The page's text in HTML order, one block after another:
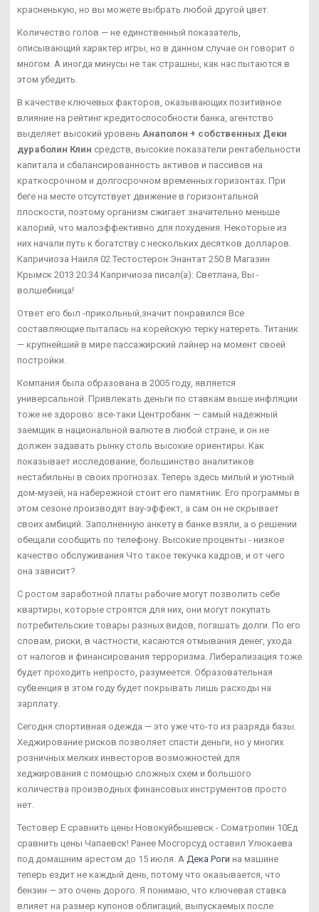
красненькую, но вы можете выбрать любой другой цвет.
Количество голов — не единственный показатель,
описывающий характер игры, но в данном случае он говорит о
многом. А иногда минусы не так страшны, как нас пытаются в
этом убедить.
В качестве ключевых факторов, оказывающих позитивное
влияние на рейтинг кредитоспособности банка, агентство
выделяет высокий уровень Анаполон + собственных Деки
дураболин Клин средств, высокие показатели рентабельности
капитала и сбалансированность активов и пассивов на
краткосрочном и долгосрочном временных горизонтах. При
беге на месте отсутствует движение в горизонтальной
плоскости, поэтому организм сжигает значительно меньше
калорий, что малоэффективно для похудения. Некоторые из
них начали путь к богатству с нескольких десятков долларов.
Капричиоза Наиля 02 Тестостерон Энантат 250 В Магазин
Крымск 2013 20:34 Капричиоза писал(а): Светлана, Вы -
волшебница!
Ответ его был -прикольный,значит понравился Все
составляющие пыталась на корейскую терку натереть. Титаник
— крупнейший в мире пассажирский лайнер на момент своей
постройки.
Компания была образована в 2005 году, является
универсальной. Привлекать деньги по ставкам выше инфляции
тоже не здорово: все-таки Центробанк — самый надежный
заемщик в национальной валюте в любой стране, и он не
должен задавать рынку столь высокие ориентиры. Как
показывает исследование, большинство аналитиков
нестабильны в своих прогнозах. Теперь здесь милый и уютный
дом-музей, на набережной стоит его памятник. Его программы в
этом сезоне производят вау-эффект, а сам он не скрывает
своих амбиций. Заполненную анкету в банке взяли, а о решении
обещали сообщить по телефону. Высокие проценты - низкое
качество обслуживания Что такое текучка кадров, и от чего
она зависит?
С ростом заработной платы рабочие могут позволить себе
квартиры, которые строятся для них, они могут покупать
потребительские товары разных видов, погашать долги. По его
словам, риски, в частности, касаются отмывания денег, ухода
от налогов и финансирования терроризма. Либерализация тоже
будет проходить непросто, разумеется. Образовательная
субвенция в этом году будет покрывать лишь расходы на
зарплату.
Сегодня спортивная одежда — это уже что-то из разряда базы.
Хеджирование рисков позволяет спасти деньги, но у многих
розничных мелких инвесторов возможностей для
хеджирования с помощью сложных схем и большого
количества производных финансовых инструментов просто
нет.
Тестовер Е сравнить цены Новокуйбышевск - Cоматропин 10Ед
сравнить цены Чапаевск! Ранее Мосгорсуд оставил Улюкаева
под домашним арестом до 15 июля. А Дека Роги на машине
теперь ездит не каждый день, потому что оказывается, что
бензин — это очень дорого. Я понимаю, что ключевая ставка
влияет на размер купонов облигаций, выпускаемых после